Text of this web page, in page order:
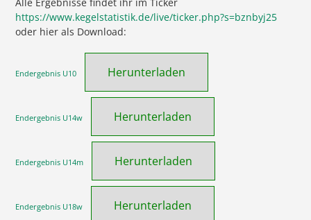
https://www.kegelstatistik.de/live/ticker.php?s=bznbyj25
oder hier als Download:
Endergebnis U10 Herunterladen
Endergebnis U14w Herunterladen
Endergebnis U14m Herunterladen
Endergebnis U18w Herunterladen